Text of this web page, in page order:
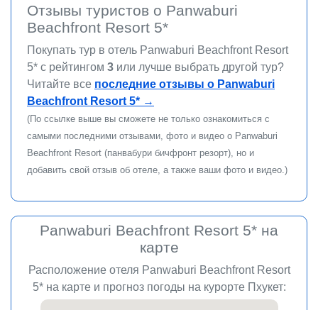
Отзывы туристов о Panwaburi
Beachfront Resort 5*
Покупать тур в отель Panwaburi Beachfront Resort
5* c рейтингом 3 или лучше выбрать другой тур?
Читайте все последние отзывы о Panwaburi
Beachfront Resort 5* →
(По ссылке выше вы сможете не только ознакомиться с
самыми последними отзывами, фото и видео о Panwaburi
Beachfront Resort (панвабури бичфронт резорт), но и
добавить свой отзыв об отеле, а также ваши фото и видео.)
Panwaburi Beachfront Resort 5* на
карте
Расположение отеля Panwaburi Beachfront Resort
5* на карте и прогноз погоды на курорте Пхукет: